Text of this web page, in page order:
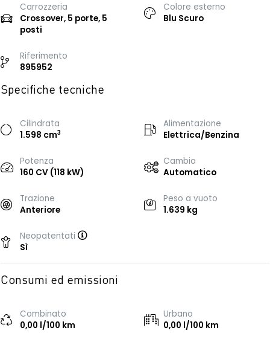
Carrozzeria
Crossover, 5 porte, 5
posti
Colore esterno
Blu Scuro
Riferimento
895952
Specifiche tecniche
Cilindrata
1.598 cm3
Alimentazione
Elettrica/Benzina
Potenza
160 CV (118 kW)
Cambio
Automatico
Trazione
Anteriore
Peso a vuoto
1.639 kg
Neopatentati
Sì
Consumi ed emissioni
Combinato
0,00 l/100 km
Urbano
0,00 l/100 km